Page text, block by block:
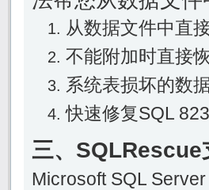
从数据文件中直
不能附加时直接
系统表损坏的数
快速修复SQL
三、SQLRescue
Microsoft SQL